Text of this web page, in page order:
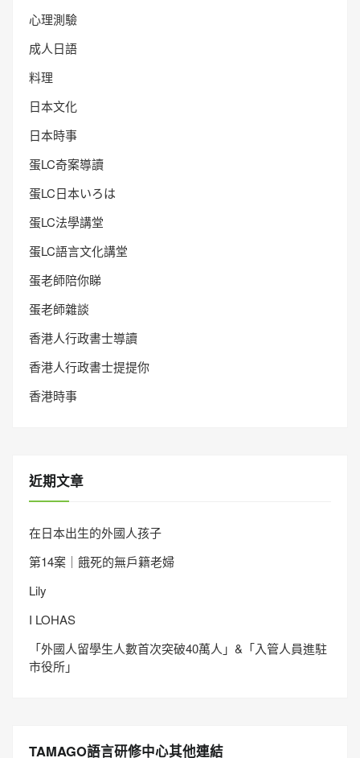
心理測驗
成人日語
料理
日本文化
日本時事
蛋LC奇案導讀
蛋LC日本いろは
蛋LC法學講堂
蛋LC語言文化講堂
蛋老師陪你睇
蛋老師雜談
香港人行政書士導讀
香港人行政書士提提你
香港時事
近期文章
在日本出生的外國人孩子
第14案｜餓死的無戶籍老婦
Lily
I LOHAS
「外國人留學生人數首次突破40萬人」&「入管人員進駐
市役所」
TAMAGO語言研修中心其他連結